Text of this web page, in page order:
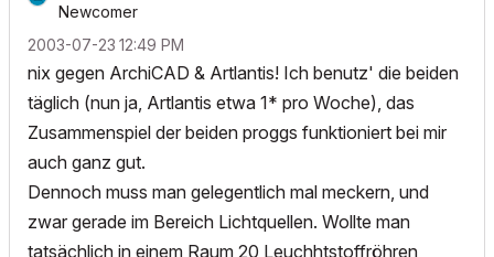
Newcomer
‎2003-07-23 12:49 PM
nix gegen ArchiCAD & Artlantis! Ich benutz' die beiden
täglich (nun ja, Artlantis etwa 1* pro Woche), das
Zusammenspiel der beiden proggs funktioniert bei mir
auch ganz gut.
Dennoch muss man gelegentlich mal meckern, und
zwar gerade im Bereich Lichtquellen. Wollte man
tatsächlich in einem Raum 20 Leuchhtstoffröhren